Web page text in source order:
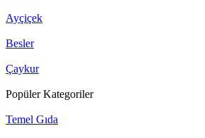
Ayçiçek
Besler
Çaykur
Popüler Kategoriler
Temel Gıda